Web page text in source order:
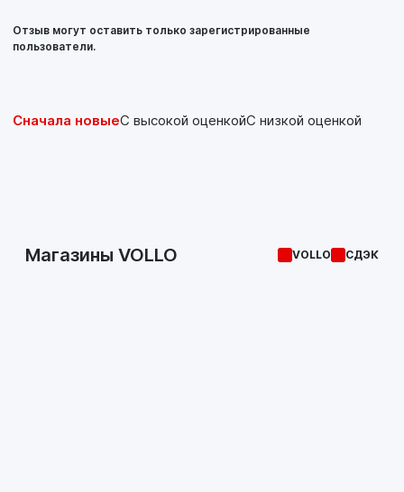
Отзыв могут оставить только зарегистрированные
пользователи.
Сначала новыеС высокой оценкойС низкой оценкой
Магазины VOLLO VOLLO СДЭК